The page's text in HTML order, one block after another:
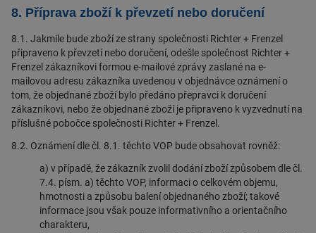
8. Příprava zboží k převzetí nebo doručení
8.1. Jakmile bude zboží ze strany společnosti Richter + Frenzel
připraveno k převzetí nebo doručení, odešle společnost Richter +
Frenzel zákazníkovi formou e-mailové zprávy zaslané na e-
mailovou adresu zákazníka uvedenou v objednávce oznámení o
tom, že objednané zboží bylo předáno přepravci k doručení
zákazníkovi, nebo že objednané zboží je připraveno k vyzvednutí na
příslušné pobočce společnosti Richter + Frenzel.
8.2. Oznámení dle čl. 8.1. těchto VOP bude obsahovat rovněž:
a) v případě, že zákazník zvolil dodání zboží způsobem dle čl.
7.4. písm. a) těchto VOP, informaci o celkovém objemu,
hmotnosti a způsobu balení objednaného zboží; takové
informace jsou však pouze informativního a orientačního
charakteru,